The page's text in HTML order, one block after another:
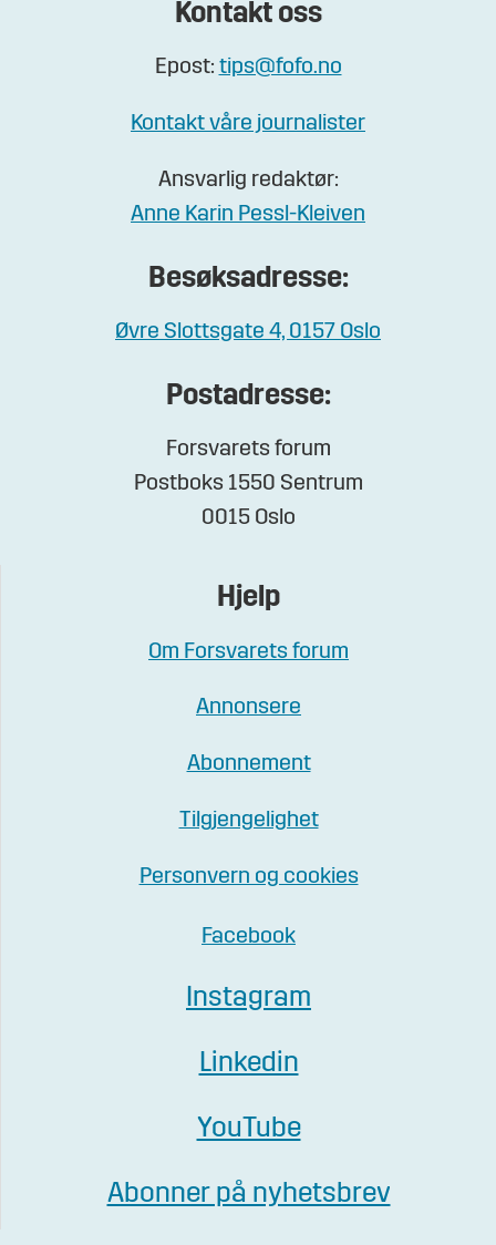
Kontakt oss
Epost: tips@fofo.no
Kontakt våre journalister
Ansvarlig redaktør:
Anne Karin Pessl-Kleiven
Besøksadresse:
Øvre Slottsgate 4, 0157 Oslo
Postadresse:
Forsvarets forum
Postboks 1550 Sentrum
0015 Oslo
Hjelp
Om Forsvarets forum
Annonsere
Abonnement
Tilgjengelighet
Personvern og cookies
Facebook
Instagram
Linkedin
YouTube
Abonner på nyhetsbrev